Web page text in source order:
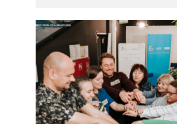
Read
article
"Strengthening
Democracy:
NHC
Reappointed
as
Contact
Point
for